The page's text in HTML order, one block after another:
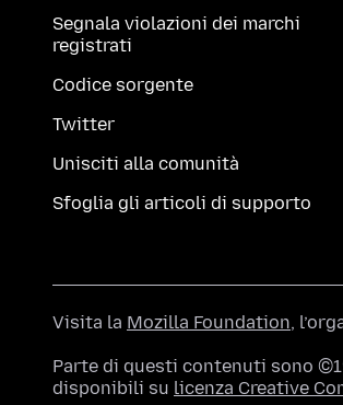
Segnala violazioni dei marchi
registrati
Codice sorgente
Twitter
Unisciti alla comunità
Sfoglia gli articoli di supporto
Visita la Mozilla Foundation,
Parte di questi contenuti sono
disponibili su licenza Creative